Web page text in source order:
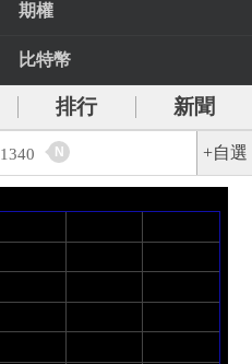
期權
比特幣
排行
新聞
1340 N +自選